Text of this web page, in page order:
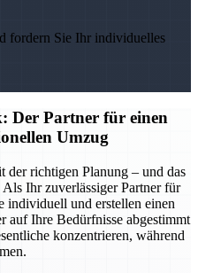
fordern Sie Ihr individuelles
Der Partner für einen
Umzug
der richtigen Planung – und das
Ihr zuverlässiger Partner für
individuell und erstellen einen
auf Ihre Bedürfnisse abgestimmt
konzentrieren, während